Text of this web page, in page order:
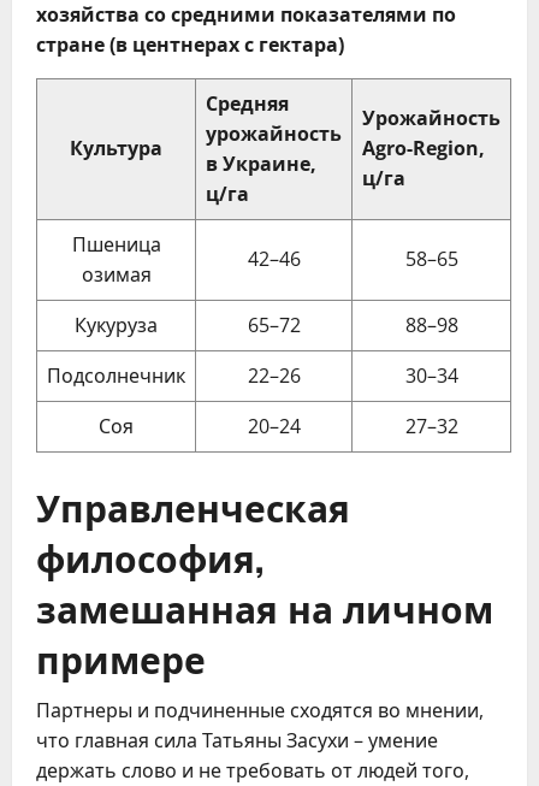
хозяйства со средними показателями по
стране (в центнерах с гектара)
Культура
Средняя
урожайность
в Украине,
ц/га
Урожайность
Agro-Region,
ц/га
Пшеница
озимая
42–46 58–65
Кукуруза 65–72
88–98
Подсолнечник
22–26
30–34
Соя
20–24 27–32
Управленческая
философия,
замешанная на личном
примере
Партнеры и подчиненные сходятся во мнении,
что главная сила Татьяны Засухи – умение
держать слово и не требовать от людей того,